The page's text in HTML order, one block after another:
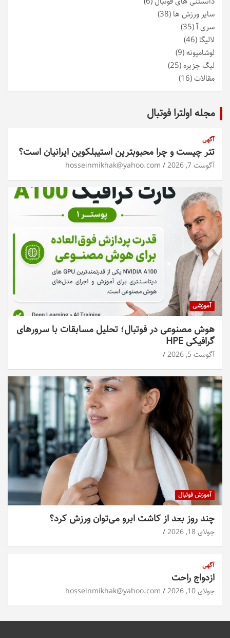
سایر ورزش ها (38)
سری آ(35)
لالیگا (46)
لوشامپونه(9)
لیگ جزیره(25)
مقالات(16)
مجله اولترا فوتبال
آگهی
تتر چیست و چرا محبوبترین استیبلکوین ایرانیان است؟
آگوست 7, 2026 hosseinmikhak@yahoo.com
آموزشی
هوش مصنوعی در فوتبال؛ تحلیل مسابقات با سرورهای
گرافیکی HPE
آگوست 5, 2026
آموزش فوتبال
چند روز بعد از کاشت ابرو می‌توان ورزش کرد؟
جولای 18, 2026
آگهی
ازدواج راحت
جولای 10, 2026 hosseinmikhak@yahoo.com